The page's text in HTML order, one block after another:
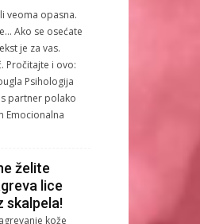
veoma opasna.
Ako se osećate
je za vas.
Pročitajte i ovo:
Psihologija
partner polako
Emocionalna
želite
lice
skalpela!
kože